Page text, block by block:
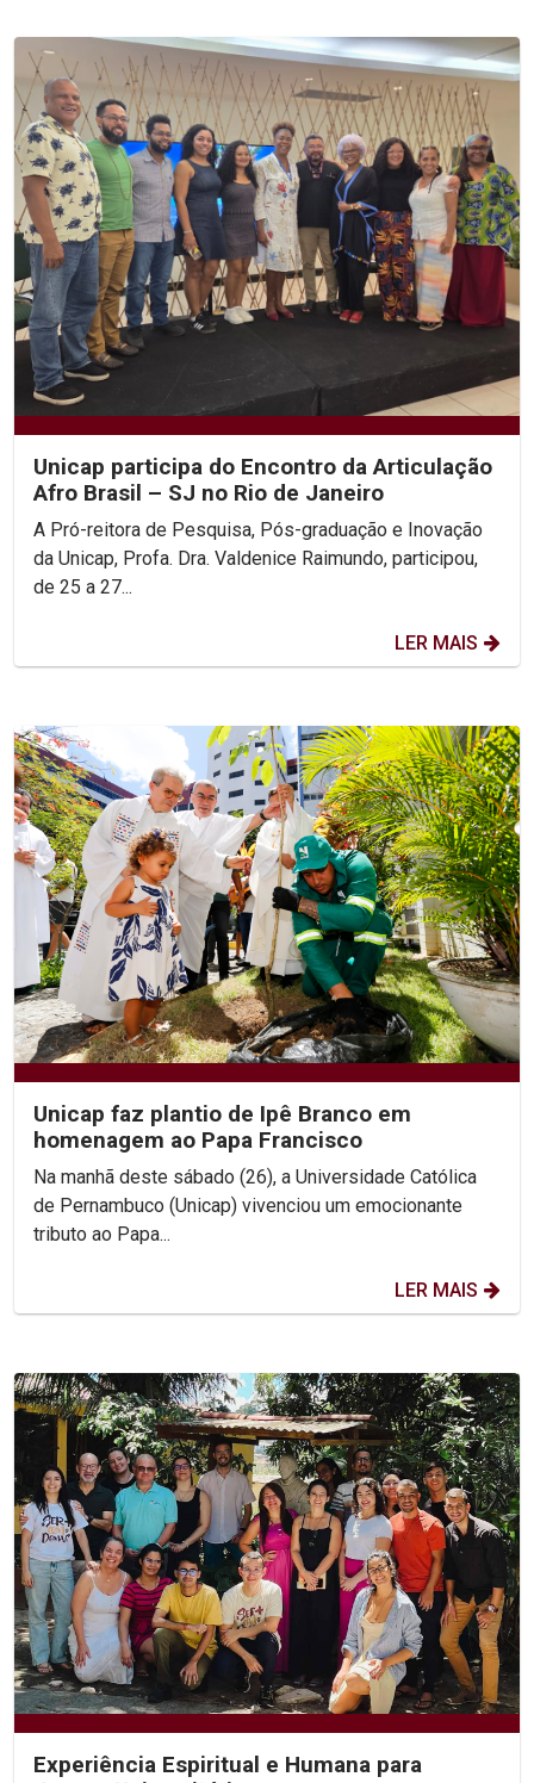
Unicap participa do Encontro da Articulação
Afro Brasil – SJ no Rio de Janeiro
A Pró-reitora de Pesquisa, Pós-graduação e Inovação
da Unicap, Profa. Dra. Valdenice Raimundo, participou,
de 25 a 27...
LER MAIS
Unicap faz plantio de Ipê Branco em
homenagem ao Papa Francisco
Na manhã deste sábado (26), a Universidade Católica
de Pernambuco (Unicap) vivenciou um emocionante
tributo ao Papa...
LER MAIS
Experiência Espiritual e Humana para